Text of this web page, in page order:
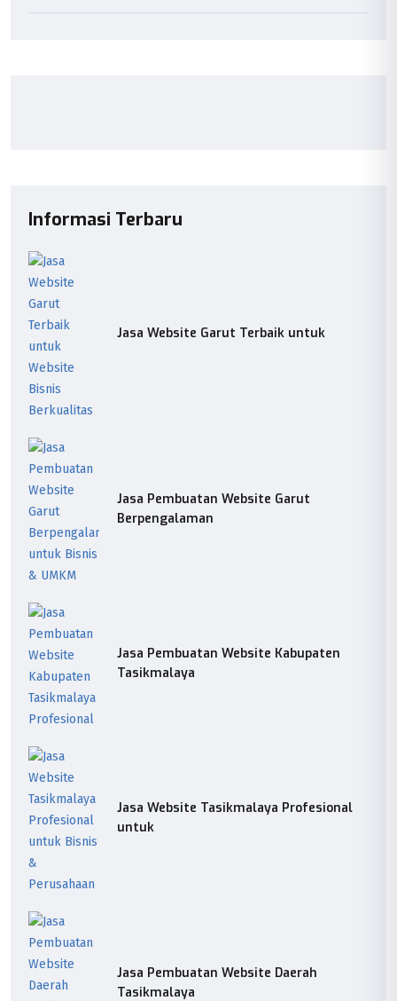
Informasi Terbaru
Jasa Website Garut Terbaik untuk
Jasa Pembuatan Website Garut
Berpengalaman
Jasa Pembuatan Website Kabupaten
Tasikmalaya
Jasa Website Tasikmalaya Profesional
untuk
Jasa Pembuatan Website Daerah
Tasikmalaya